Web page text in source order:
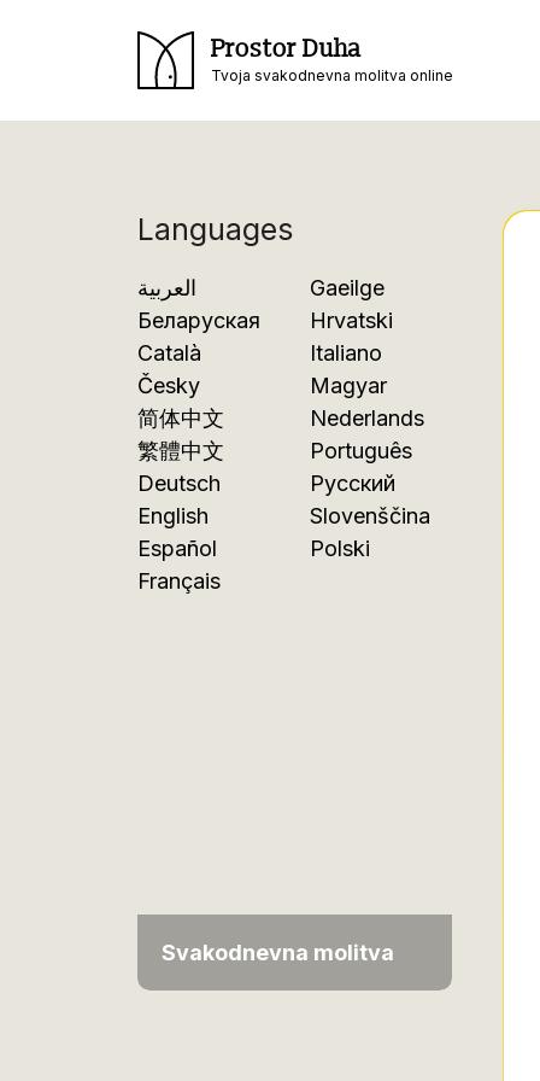
Prostor Duha
Tvoja svakodnevna molitva online
Languages
العربية
Беларуская
Català
Česky
简体中文
繁體中文
Deutsch
English
Español
Français
Gaeilge
Hrvatski
Italiano
Magyar
Nederlands
Português
Русский
Slovenščina
Polski
Svakodnevna molitva